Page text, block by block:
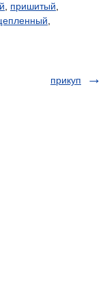
пришитый
прикуп